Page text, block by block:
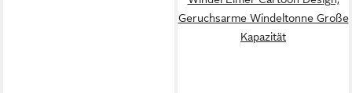
Geruchsarme Windeltonne Große
Kapazität